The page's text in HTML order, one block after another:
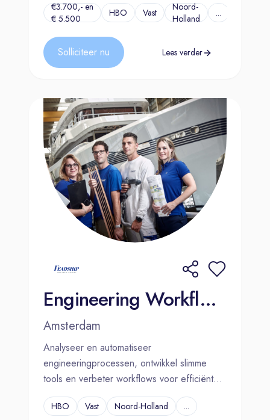
€3.700,- en
€ 5.500
HBO Vast
Noord-
Holland
...
Solliciteer nu Lees verder
Engineering Workflow Automation Stagiair (HBO) | Amsterdam
Amsterdam
Analyseer en automatiseer
engineeringprocessen, ontwikkel slimme
tools en verbeter workflows voor efficiënter
werken.
HBO Vast Noord-Holland ...